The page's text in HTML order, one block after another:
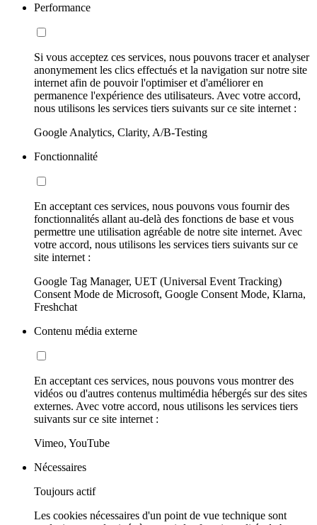
Performance
Si vous acceptez ces services, nous pouvons tracer et analyser
anonymement les clics effectués et la navigation sur notre site
internet afin de pouvoir l'optimiser et d'améliorer en
permanence l'expérience des utilisateurs. Avec votre accord,
nous utilisons les services tiers suivants sur ce site internet :
Google Analytics, Clarity, A/B-Testing
Fonctionnalité
En acceptant ces services, nous pouvons vous fournir des
fonctionnalités allant au-delà des fonctions de base et vous
permettre une utilisation agréable de notre site internet. Avec
votre accord, nous utilisons les services tiers suivants sur ce
site internet :
Google Tag Manager, UET (Universal Event Tracking)
Consent Mode de Microsoft, Google Consent Mode, Klarna,
Freshchat
Contenu média externe
En acceptant ces services, nous pouvons vous montrer des
vidéos ou d'autres contenus multimédia hébergés sur des sites
externes. Avec votre accord, nous utilisons les services tiers
suivants sur ce site internet :
Vimeo, YouTube
Nécessaires
Toujours actif
Les cookies nécessaires d'un point de vue technique sont